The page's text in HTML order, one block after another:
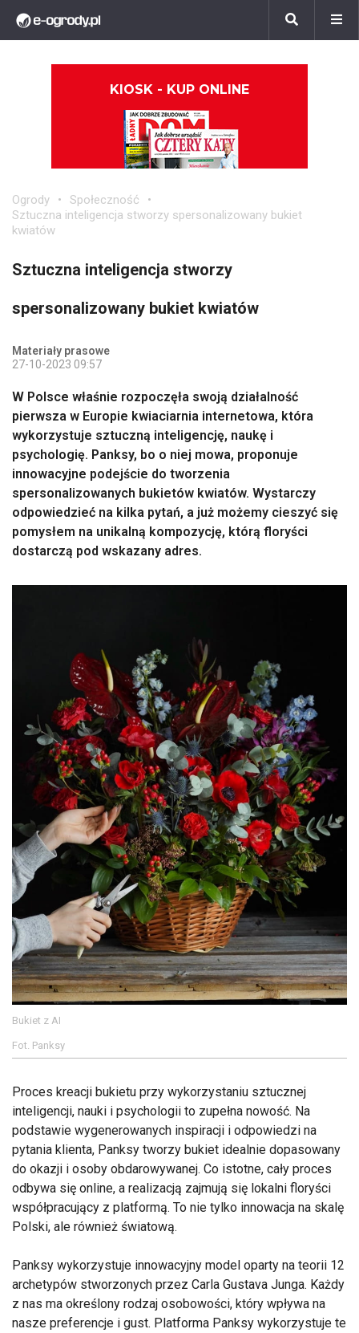
KIOSK - KUP ONLINE
Ogrody
Społeczność
Sztuczna inteligencja stworzy spersonalizowany bukiet
kwiatów
Sztuczna inteligencja stworzy
spersonalizowany bukiet kwiatów
Materiały prasowe
27-10-2023 09:57
W Polsce właśnie rozpoczęła swoją działalność
pierwsza w Europie kwiaciarnia internetowa, która
wykorzystuje sztuczną inteligencję, naukę i
psychologię. Panksy, bo o niej mowa, proponuje
innowacyjne podejście do tworzenia
spersonalizowanych bukietów kwiatów. Wystarczy
odpowiedzieć na kilka pytań, a już możemy cieszyć się
pomysłem na unikalną kompozycję, którą floryści
dostarczą pod wskazany adres.
Bukiet z AI
Fot. Panksy
Proces kreacji bukietu przy wykorzystaniu sztucznej
inteligencji, nauki i psychologii to zupełna nowość. Na
podstawie wygenerowanych inspiracji i odpowiedzi na
pytania klienta, Panksy tworzy bukiet idealnie dopasowany
do okazji i osoby obdarowywanej. Co istotne, cały proces
odbywa się online, a realizacją zajmują się lokalni floryści
współpracujący z platformą. To nie tylko innowacja na skalę
Polski, ale również światową.
Panksy wykorzystuje innowacyjny model oparty na teorii 12
archetypów stworzonych przez Carla Gustava Junga. Każdy
z nas ma określony rodzaj osobowości, który wpływa na
nasze preferencje i gust. Platforma Panksy wykorzystuje te